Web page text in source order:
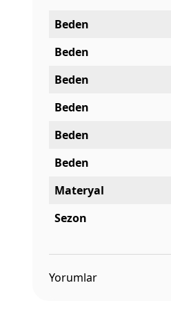
Beden
Beden
Beden
Beden
Beden
Beden
Materyal
Sezon
Yorumlar